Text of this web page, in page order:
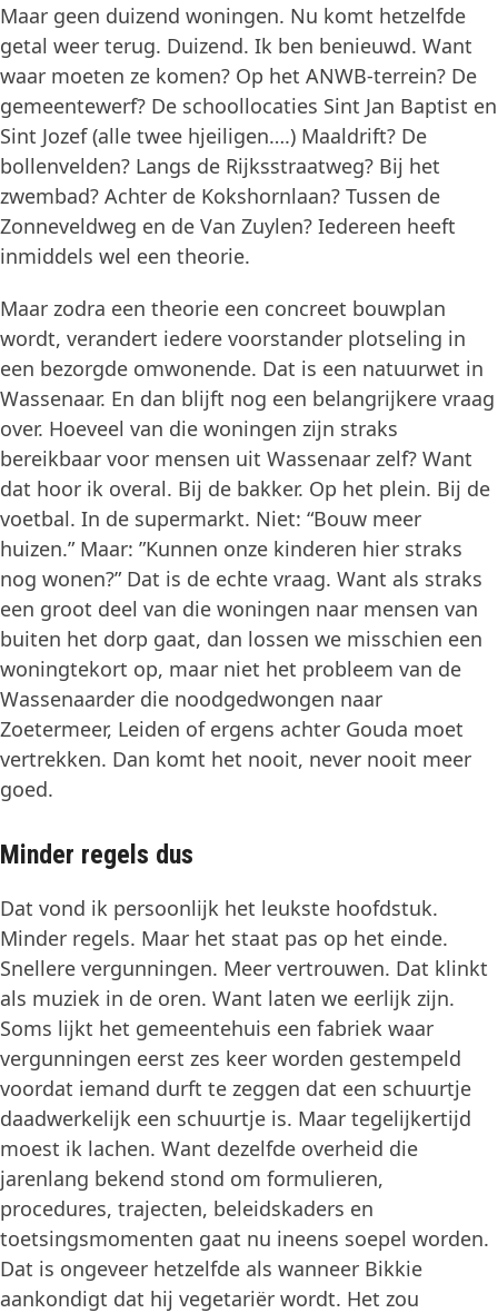
Maar geen duizend woningen. Nu komt hetzelfde
getal weer terug. Duizend. Ik ben benieuwd. Want
waar moeten ze komen? Op het ANWB-terrein? De
gemeentewerf? De schoollocaties Sint Jan Baptist en
Sint Jozef (alle twee hjeiligen….) Maaldrift? De
bollenvelden? Langs de Rijksstraatweg? Bij het
zwembad? Achter de Kokshornlaan? Tussen de
Zonneveldweg en de Van Zuylen? Iedereen heeft
inmiddels wel een theorie.
Maar zodra een theorie een concreet bouwplan
wordt, verandert iedere voorstander plotseling in
een bezorgde omwonende. Dat is een natuurwet in
Wassenaar. En dan blijft nog een belangrijkere vraag
over. Hoeveel van die woningen zijn straks
bereikbaar voor mensen uit Wassenaar zelf? Want
dat hoor ik overal. Bij de bakker. Op het plein. Bij de
voetbal. In de supermarkt. Niet: “Bouw meer
huizen.” Maar: ”Kunnen onze kinderen hier straks
nog wonen?” Dat is de echte vraag. Want als straks
een groot deel van die woningen naar mensen van
buiten het dorp gaat, dan lossen we misschien een
woningtekort op, maar niet het probleem van de
Wassenaarder die noodgedwongen naar
Zoetermeer, Leiden of ergens achter Gouda moet
vertrekken. Dan komt het nooit, never nooit meer
goed.
Minder regels dus
Dat vond ik persoonlijk het leukste hoofdstuk.
Minder regels. Maar het staat pas op het einde.
Snellere vergunningen. Meer vertrouwen. Dat klinkt
als muziek in de oren. Want laten we eerlijk zijn.
Soms lijkt het gemeentehuis een fabriek waar
vergunningen eerst zes keer worden gestempeld
voordat iemand durft te zeggen dat een schuurtje
daadwerkelijk een schuurtje is. Maar tegelijkertijd
moest ik lachen. Want dezelfde overheid die
jarenlang bekend stond om formulieren,
procedures, trajecten, beleidskaders en
toetsingsmomenten gaat nu ineens soepel worden.
Dat is ongeveer hetzelfde als wanneer Bikkie
aankondigt dat hij vegetariër wordt. Het zou